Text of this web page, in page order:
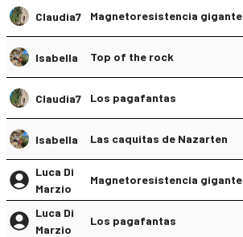
Claudia7 Magnetoresistencia gigante
Isabella Top of the rock
Claudia7 Los pagafantas
Isabella Las caquitas de Nazarten
Luca Di
Marzio
Magnetoresistencia gigante
Luca Di
Marzio
Los pagafantas